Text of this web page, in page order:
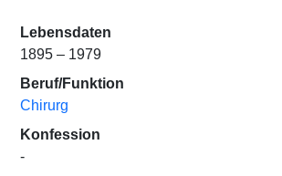
Lebensdaten
1895 – 1979
Beruf/Funktion
Chirurg
Konfession
-